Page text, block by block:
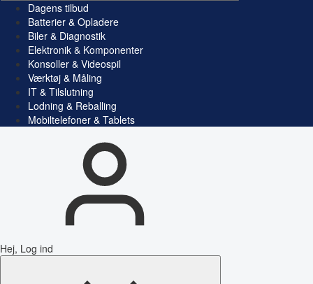
Dagens tilbud
Batterier & Opladere
Biler & Diagnostik
Elektronik & Komponenter
Konsoller & Videospil
Værktøj & Måling
IT & Tilslutning
Lodning & Reballing
Mobiltelefoner & Tablets
Hej, Log ind